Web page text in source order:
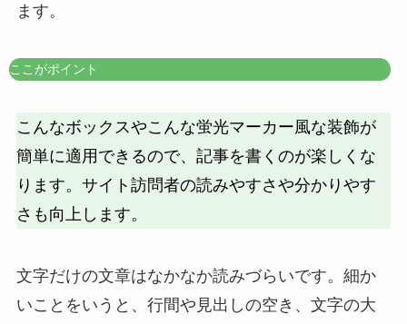
ます。
ここがポイント
こんなボックスやこんな蛍光マーカー風な装飾が
簡単に適用できるので、 記事を書くのが楽しくな
ります。サイト訪問者の読みやすさや分かりやす
さも向上します。
文字だけの文章はなかなか読みづらいです。細か
いことをいうと、行間や見出しの空き、文字の大